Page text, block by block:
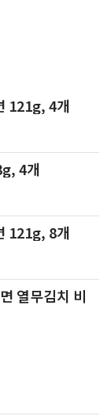
121g, 4개
4개
121g, 8개
열무김치 비